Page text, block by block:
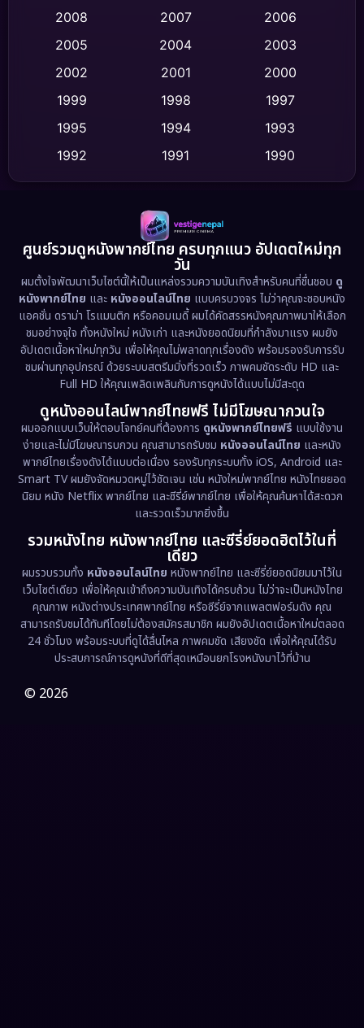
Crime อาชญากรรม (535)
Cult Film
Dance เต้น (10)
Detective สืบสวน (77)
Disaster (13)
Disney+ (5)
Documentary สารคดี (95)
Drama ดราม่า (1,519)
Dystopian (17)
Emotional (61)
Epic มหากาพย์ (229)
Erotic (38)
Family ครอบครัว (375)
Fantasy จินตนาการ (338)
Fiction (9)
Film (57)
Gothic
2008
2007
2006
2005
2004
2003
2002
2001
2000
1999
1998
1997
1995
1994
1993
1992
1991
1990
1989
1988
1986
1983
1978
1974
1962
ศูนย์รวมดูหนังพากย์ไทย ครบทุกแนว อัปเดตใหม่ทุก
วัน
ผมตั้งใจพัฒนาเว็บไซต์นี้ให้เป็นแหล่งรวมความบันเทิงสำหรับคนที่ชื่นชอบ ดู
หนังพากย์ไทย และ หนังออนไลน์ไทย แบบครบวงจร ไม่ว่าคุณจะชอบหนัง
แอคชั่น ดราม่า โรแมนติก หรือคอมเมดี้ ผมได้คัดสรรหนังคุณภาพมาให้เลือก
ชมอย่างจุใจ ทั้งหนังใหม่ หนังเก่า และหนังยอดนิยมที่กำลังมาแรง ผมยัง
อัปเดตเนื้อหาใหม่ทุกวัน เพื่อให้คุณไม่พลาดทุกเรื่องดัง พร้อมรองรับการรับ
ชมผ่านทุกอุปกรณ์ ด้วยระบบสตรีมมิ่งที่รวดเร็ว ภาพคมชัดระดับ HD และ
Full HD ให้คุณเพลิดเพลินกับการดูหนังได้แบบไม่มีสะดุด
ดูหนังออนไลน์พากย์ไทยฟรี ไม่มีโฆษณากวนใจ
ผมออกแบบเว็บให้ตอบโจทย์คนที่ต้องการ ดูหนังพากย์ไทยฟรี แบบใช้งาน
ง่ายและไม่มีโฆษณารบกวน คุณสามารถรับชม หนังออนไลน์ไทย และหนัง
พากย์ไทยเรื่องดังได้แบบต่อเนื่อง รองรับทุกระบบทั้ง iOS, Android และ
Smart TV ผมยังจัดหมวดหมู่ไว้ชัดเจน เช่น หนังใหม่พากย์ไทย หนังไทยยอด
นิยม หนัง Netflix พากย์ไทย และซีรี่ย์พากย์ไทย เพื่อให้คุณค้นหาได้สะดวก
และรวดเร็วมากยิ่งขึ้น
รวมหนังไทย หนังพากย์ไทย และซีรี่ย์ยอดฮิตไว้ในที่
เดียว
ผมรวบรวมทั้ง หนังออนไลน์ไทย หนังพากย์ไทย และซีรี่ย์ยอดนิยมมาไว้ใน
เว็บไซต์เดียว เพื่อให้คุณเข้าถึงความบันเทิงได้ครบถ้วน ไม่ว่าจะเป็นหนังไทย
คุณภาพ หนังต่างประเทศพากย์ไทย หรือซีรี่ย์จากแพลตฟอร์มดัง คุณ
สามารถรับชมได้ทันทีโดยไม่ต้องสมัครสมาชิก ผมยังอัปเดตเนื้อหาใหม่ตลอด
24 ชั่วโมง พร้อมระบบที่ดูได้ลื่นไหล ภาพคมชัด เสียงชัด เพื่อให้คุณได้รับ
ประสบการณ์การดูหนังที่ดีที่สุดเหมือนยกโรงหนังมาไว้ที่บ้าน
© 2026